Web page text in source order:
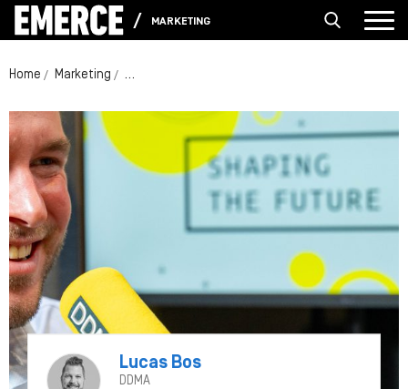
MARKETING
Home Marketing [Podcast] Shaping the Future: waarom Just Eat
Lucas Bos
DDMA